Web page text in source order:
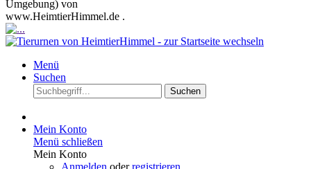
Umgebung) von
www.HeimtierHimmel.de .
Menü
Suchen
Suchen
Mein Konto
Menü schließen
Mein Konto
Anmelden oderregistrieren